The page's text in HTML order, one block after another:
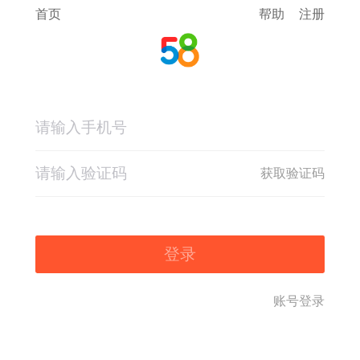
首页 帮助 注册
获取验证码
登录
账号登录